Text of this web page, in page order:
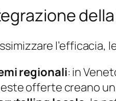
regionali: in
offerte creano